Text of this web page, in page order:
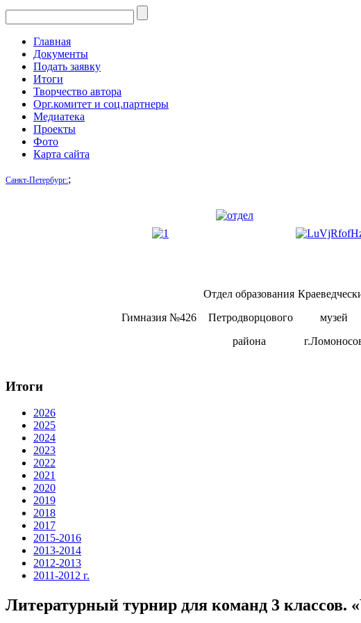
Главная
Документы
Подать заявку
Итоги
Творчество автора
Орг.комитет и соц.партнеры
Медиатека
Проекты
Фото
Карта сайта
Санкт-Петербург:;
Гимназия №426
Отдел образования
Петродворцового
района
музей
Итоги
2026
2025
2024
2023
2022
2021
2020
2019
2018
2017
2015-2016
2013-2014
2012-2013
2011-2012 г.
Литературный турнир для команд 3 классов.